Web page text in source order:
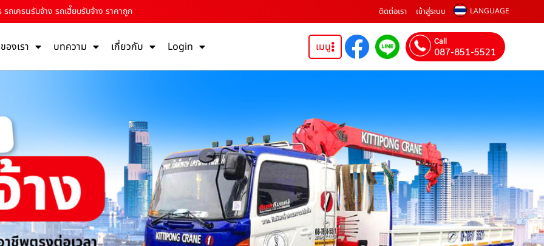
ถเครนรับจ้าง รถเฮี๊ยบรับจ้าง ราคาถูก ติดต่อเรา เข้าสู่ระบบ LANGUAGE
องเรา บทความ เกี่ยวกับ Login เมนู Call
087-851-5521